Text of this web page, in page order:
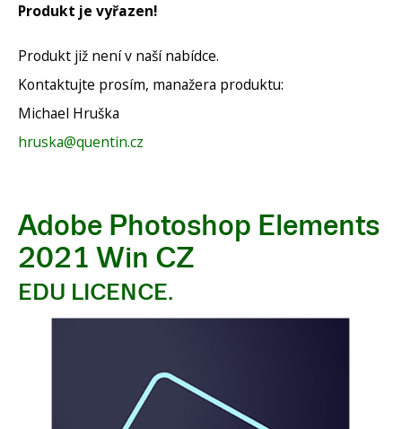
Produkt je vyřazen!
Produkt již není v naší nabídce.
Kontaktujte prosím, manažera produktu:
Michael Hruška
hruska@quentin.cz
Adobe Photoshop Elements
2021 Win CZ
EDU LICENCE.